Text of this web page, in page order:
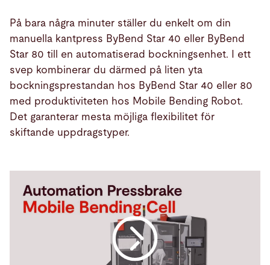
På bara några minuter ställer du enkelt om din
manuella kantpress ByBend Star 40 eller ByBend
Star 80 till en automatiserad bockningsenhet. I ett
svep kombinerar du därmed på liten yta
bockningsprestandan hos ByBend Star 40 eller 80
med produktiviteten hos Mobile Bending Robot.
Det garanterar mesta möjliga flexibilitet för
skiftande uppdragstyper.